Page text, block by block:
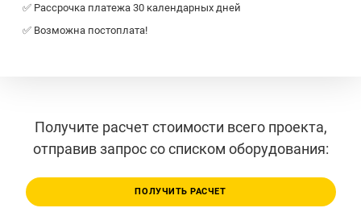
✅ Рассрочка платежа 30 календарных дней
✅ Возможна постоплата!
Получите расчет стоимости всего проекта,
отправив запрос со списком оборудования:
ПОЛУЧИТЬ РАСЧЕТ